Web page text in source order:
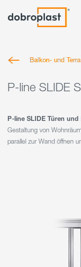
Balkon- und
P-line SLIDE
P-line SLIDE Türen und
Gestaltung von
parallel zur Wand öffnen